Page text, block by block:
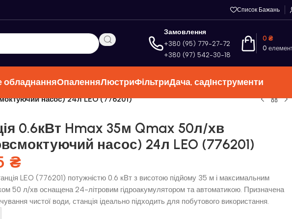
Список Бажань
Замовлення
+380 (95) 779-27-72
+380 (97) 542-30-18
0
0 ₴
обладнанняОпаленняЛюстриФільтриДача, садІнструменти
насос) 24л LEO (776201)
0.6кВт Hmax 35м Qmax 50л/хв
насос) 24л LEO (776201)
₴
LEO (776201) потужністю 0.6 кВт з висотою підйому 35 м і максимальним
50 л/хв оснащена 24-літровим гідроакумулятором та автоматикою. Призначена
чистої води, станція ідеально підходить для побутового використання.